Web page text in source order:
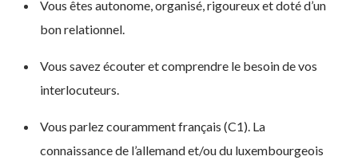
Vous êtes autonome, organisé, rigoureux et doté d’un
bon relationnel.
Vous savez écouter et comprendre le besoin de vos
interlocuteurs.
Vous parlez couramment français (C1). La
connaissance de l’allemand et/ou du luxembourgeois